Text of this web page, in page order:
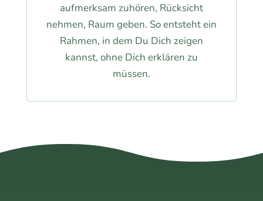
aufmerksam zuhören, Rücksicht
nehmen, Raum geben. So entsteht ein
Rahmen, in dem Du Dich zeigen
kannst, ohne Dich erklären zu
müssen.